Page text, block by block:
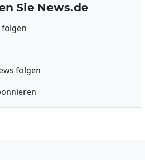
Sie News.de
folgen
folgen